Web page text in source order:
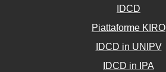
IDCD
Piattaforme KIRO
IDCD in UNIPV
IDCD in IPA